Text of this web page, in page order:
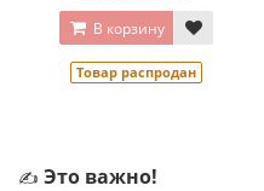
В корзину
Товар распродан
✍ Это важно!